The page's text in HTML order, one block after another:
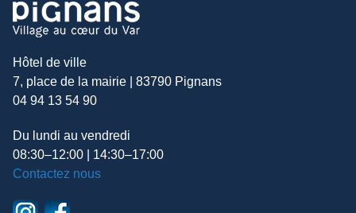
Hôtel de ville
7, place de la mairie | 83790 Pignans
04 94 13 54 90
Du lundi au vendredi
08:30–12:00 | 14:30–17:00
Contactez nous